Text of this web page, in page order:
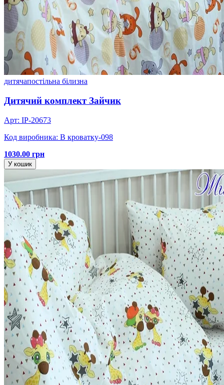
дитячапостільна білизна
Дитячий комплект Зайчик
Арт: IP-20673
Код виробника: В кроватку-098
1030.00 грн
У кошик